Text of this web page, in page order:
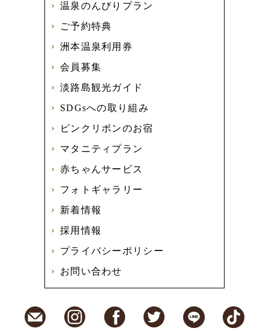
温泉のんびりプラン
ご予約特典
洲本温泉利用券
会員募集
淡路島観光ガイド
SDGsへの取り組み
ピンクリボンのお宿
マタニティプラン
赤ちゃんサービス
フォトギャラリー
新着情報
採用情報
プライバシーポリシー
お問い合わせ
E-Mail Instagram Facebook Twitter LINE